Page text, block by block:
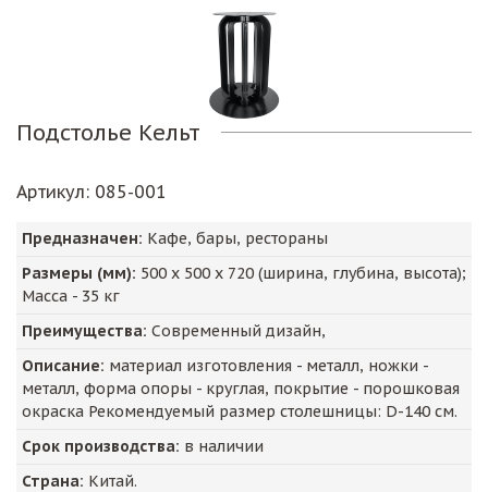
Подстолье Кельт
Артикул: 085-001
Предназначен: Кафе, бары, рестораны
Размеры (мм): 500 х 500 х 720 (ширина, глубина, высота);
Масса - 35 кг
Преимущества: Современный дизайн,
Описание: материал изготовления - металл, ножки -
металл, форма опоры - круглая, покрытие - порошковая
окраска Рекомендуемый размер столешницы: D-140 см.
Срок производства: в наличии
Страна: Китай.